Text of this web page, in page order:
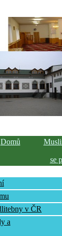
Domů
se
v ČR
a